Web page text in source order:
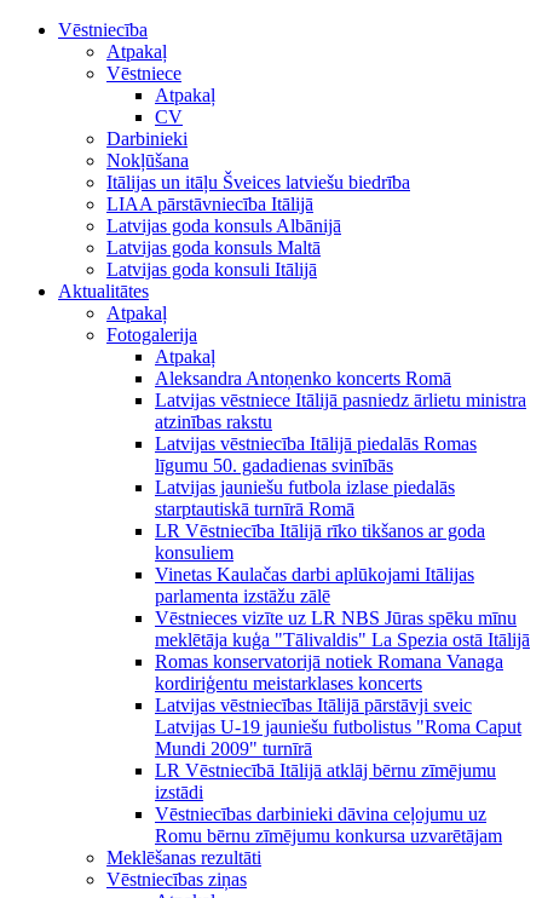
Vēstniecība
Atpakaļ
Vēstniece
Atpakaļ
CV
Darbinieki
Nokļūšana
Itālijas un itāļu Šveices latviešu biedrība
LIAA pārstāvniecība Itālijā
Latvijas goda konsuls Albānijā
Latvijas goda konsuls Maltā
Latvijas goda konsuli Itālijā
Aktualitātes
Atpakaļ
Fotogalerija
Atpakaļ
Aleksandra Antoņenko koncerts Romā
Latvijas vēstniece Itālijā pasniedz ārlietu ministra
atzinības rakstu
Latvijas vēstniecība Itālijā piedalās Romas
līgumu 50. gadadienas svinībās
Latvijas jauniešu futbola izlase piedalās
starptautiskā turnīrā Romā
LR Vēstniecība Itālijā rīko tikšanos ar goda
konsuliem
Vinetas Kaulačas darbi aplūkojami Itālijas
parlamenta izstāžu zālē
Vēstnieces vizīte uz LR NBS Jūras spēku mīnu
meklētāja kuģa "Tālivaldis" La Spezia ostā Itālijā
Romas konservatorijā notiek Romana Vanaga
kordiriģentu meistarklases koncerts
Latvijas vēstniecības Itālijā pārstāvji sveic
Latvijas U-19 jauniešu futbolistus "Roma Caput
Mundi 2009" turnīrā
LR Vēstniecībā Itālijā atklāj bērnu zīmējumu
izstādi
Vēstniecības darbinieki dāvina ceļojumu uz
Romu bērnu zīmējumu konkursa uzvarētājam
Meklēšanas rezultāti
Vēstniecības ziņas